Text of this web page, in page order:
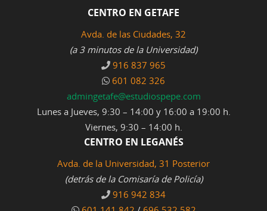
CENTRO EN GETAFE
Avda. de las Ciudades, 32
(a 3 minutos de la Universidad)
916 837 965
601 082 326
admingetafe@estudiospepe.com
Lunes a Jueves, 9:30 – 14:00 y 16:00 a 19:00 h.
Viernes, 9:30 – 14:00 h.
CENTRO EN LEGANÉS
Avda. de la Universidad, 31 Posterior
(detrás de la Comisaría de Policía)
916 942 834